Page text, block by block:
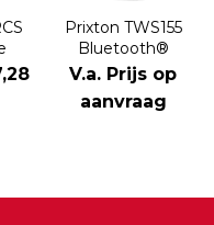
Prixton TWS155
Bluetooth®
oordopjes
V.a. Prijs op
aanvraag